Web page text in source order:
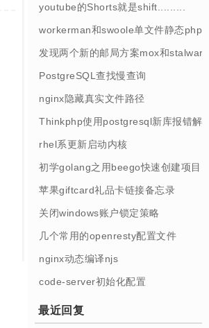
youtube的Shorts就是shift.........
workerman和swoole单文件静态php
发现两个新的邮局方案mox和stalwart
PostgreSQL查找慢查询
nginx隐藏真实文件路径
Thinkphp使用postgresql新库报错解
rhel系更新启动内核
初学golang之用beego快速创建项目
苹果giftcard礼品卡链接备忘录
关闭windows账户锁定策略
几个常用的openresty配置文件
nginx动态编译njs
code-server初始化配置
最近回复